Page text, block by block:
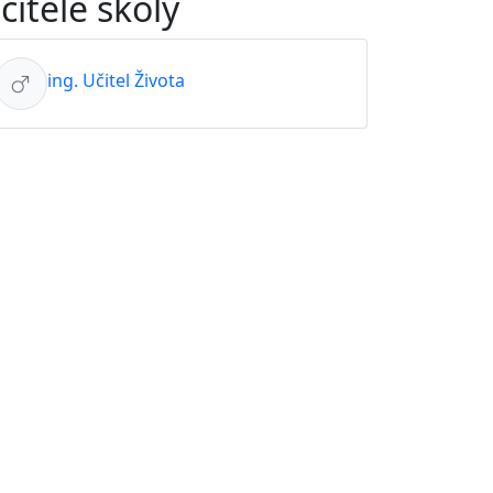
ing. Učitel Života